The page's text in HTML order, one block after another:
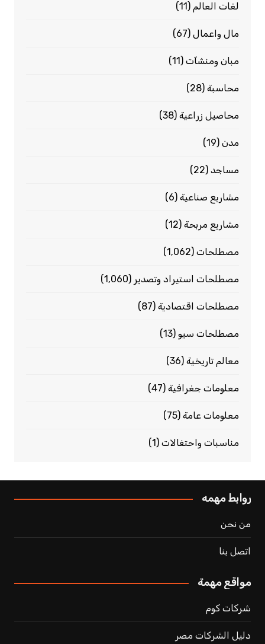
لغات العالم (11)
مال واعمال(67)
مبان ومنشآت(11)
محاسبة(28)
محاصيل زراعية(38)
مدن(19)
مساجد(22)
مشاريع صناعية(6)
مشاريع مربحة(12)
مصطلحات(1٬062)
مصطلحات استيراد وتصدير (1٬060)
مصطلحات اقتصادية(87)
مصطلحات سيو(13)
معالم تاريخية(36)
معلومات جغرافية(47)
معلومات عامة(75)
مناسبات واحتفالات(1)
روابط مهمه
من نحن
اتصل بنا
مواقع مهمة
شركات كوم
دليل الشركات مصر